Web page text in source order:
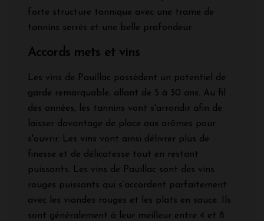
forte structure tannique avec une trame de
tannins serrés et une belle profondeur.
Accords mets et vins
Les vins de Pauillac possèdent un potentiel de
garde remarquable, allant de 5 à 30 ans. Au fil
des années, les tannins vont s'arrondir afin de
laisser davantage de place aux arômes pour
s'ouvrir. Les vins vont ainsi délivrer plus de
finesse et de délicatesse tout en restant
puissants. Les vins de Pauillac sont des vins
rouges puissants qui s’accordent parfaitement
avec les viandes rouges et les plats en sauce. Ils
sont généralement à leur meilleur entre 4 et 8